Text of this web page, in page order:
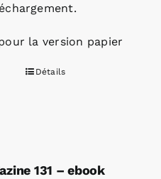
la version papier
Détails
131 – ebook